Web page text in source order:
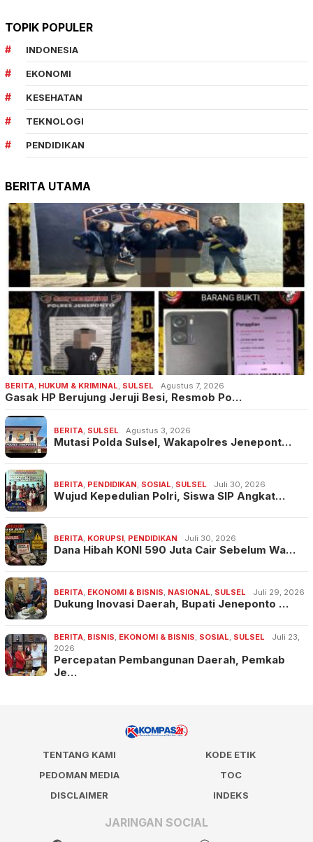
TOPIK POPULER
INDONESIA
EKONOMI
KESEHATAN
TEKNOLOGI
PENDIDIKAN
BERITA UTAMA
BERITA HUKUM & KRIMINAL SULSEL Agustus 7, 2026
Gasak HP Berujung Jeruji Besi, Resmob Po…
BERITA SULSEL Agustus 3, 2026
Mutasi Polda Sulsel, Wakapolres Jenepont…
BERITA PENDIDIKAN SOSIAL SULSEL Juli 30, 2026
Wujud Kepedulian Polri, Siswa SIP Angkat…
BERITA KORUPSI PENDIDIKAN Juli 30, 2026
Dana Hibah KONI 590 Juta Cair Sebelum Wa…
BERITA EKONOMI & BISNIS NASIONAL SULSEL Juli 29, 2026
Dukung Inovasi Daerah, Bupati Jeneponto …
BERITA BISNIS EKONOMI & BISNIS SOSIAL SULSEL
Juli 23,
2026
Percepatan Pembangunan Daerah, Pemkab
Je…
TENTANG KAMI
KODE ETIK
PEDOMAN MEDIA
TOC
DISCLAIMER
INDEKS
JARINGAN SOCIAL